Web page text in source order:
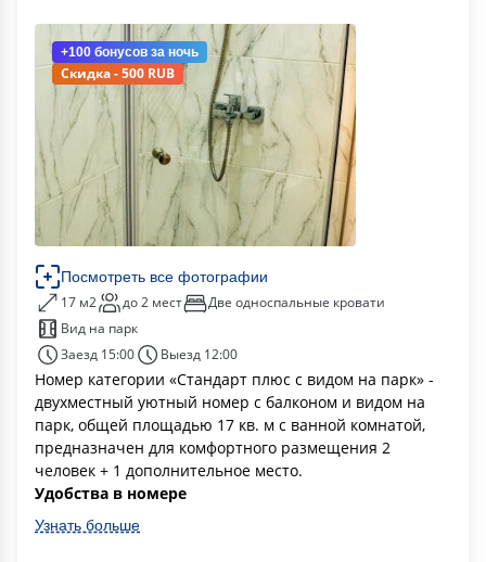
+100 бонусов за ночь
Скидка - 500 RUB
Посмотреть все фотографии
17 м2 до 2 мест
Две односпальные кровати
Вид на парк
Заезд 15:00
Выезд 12:00
Номер категории «Стандарт плюс с видом на парк» -
двухместный уютный номер с балконом и видом на
парк, общей площадью 17 кв. м с ванной комнатой,
предназначен для комфортного размещения 2
человек + 1 дополнительное место.
Удобства в номере
Узнать больше